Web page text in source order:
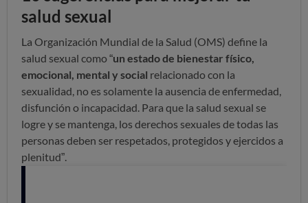
salud sexual
La Organización Mundial de la Salud (OMS) define la
salud sexual como “un estado de bienestar físico,
emocional, mental y social relacionado con la
sexualidad, no es solamente la ausencia de enfermedad,
disfunción o incapacidad. Para que la salud sexual se
logre y se mantenga, los derechos sexuales de todas las
personas deben ser respetados, protegidos y ejercidos a
plenitud”.